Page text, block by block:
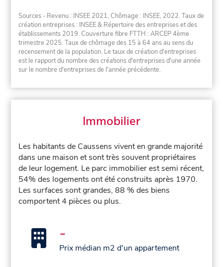
Sources - Revenu : INSEE 2021, Chômage : INSEE, 2022. Taux de
création entreprises : INSEE & Répertoire des entreprises et des
établissements 2019. Couverture fibre FTTH : ARCEP 4ème
trimestre 2025. Taux de chômage des 15 à 64 ans au sens du
recensement de la population. Le taux de création d'entreprises
est le rapport du nombre des créations d'entreprises d'une année
sur le nombre d'entreprises de l'année précédente.
Immobilier
Les habitants de Caussens vivent en grande majorité
dans une maison et sont très souvent propriétaires
de leur logement. Le parc immobilier est semi récent,
54% des logements ont été construits après 1970.
Les surfaces sont grandes, 88 % des biens
comportent 4 pièces ou plus.
-
Prix médian m2 d'un appartement